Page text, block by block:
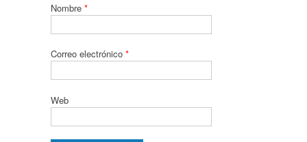
Nombre *
Correo electrónico *
Web